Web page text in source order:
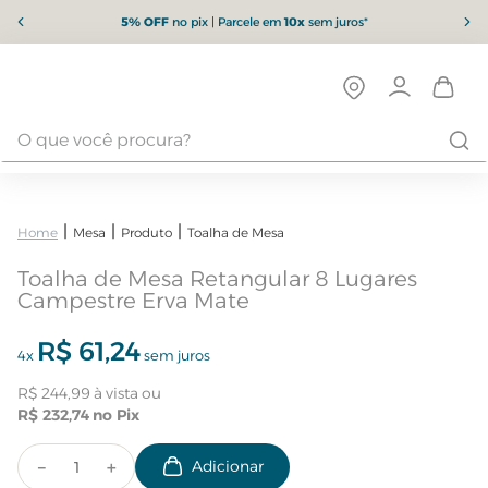
5% OFFno pix | Parcele em10xsem juros*
Mesa Produto Toalha de Mesa
Toalha de Mesa Retangular 8 Lugares
Campestre Erva Mate
4x R$ 61,24sem juros
R$ 244,99
R$ 232,74
＋
－